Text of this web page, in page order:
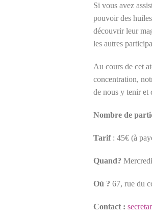
Si vous avez
pouvoir des
découvrir leur
les autres
Au cours de cet
concentration,
de nous y tenir et
Nombre de
Tarif: 45€ (à
Quand?
Où ? 67, rue du
Contact :